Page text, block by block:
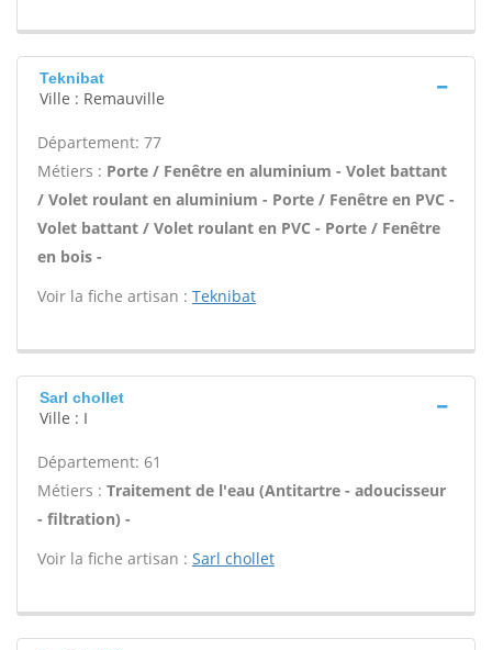
Teknibat
Ville : Remauville
Département: 77
Métiers : Porte / Fenêtre en aluminium - Volet battant
/ Volet roulant en aluminium - Porte / Fenêtre en PVC -
Volet battant / Volet roulant en PVC - Porte / Fenêtre
en bois -
Voir la fiche artisan : Teknibat
Sarl chollet
Ville : I
Département: 61
Métiers : Traitement de l'eau (Antitartre - adoucisseur
- filtration) -
Voir la fiche artisan : Sarl chollet